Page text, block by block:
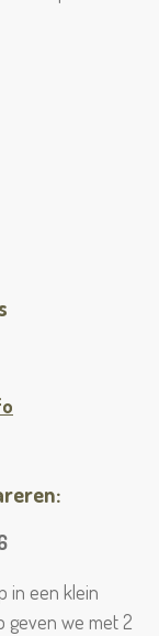
in een klein
geven we met 2